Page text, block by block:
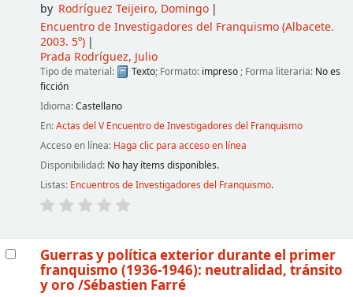
by Rodríguez Teijeiro, Domingo
Encuentro de Investigadores del Franquismo(Albacete.
2003. 5º)
Prada Rodríguez, Julio
Tipo de material: Texto; Formato: impreso ; Forma literaria: No es
ficción
Idioma:Castellano
En:Actas del V Encuentro de Investigadores del Franquismo
Acceso en línea: Haga clic para acceso en línea
Disponibilidad: No hay ítems disponibles.
Listas: Encuentros de Investigadores del Franquismo.
Guerras y política exterior durante el primer
franquismo (1936-1946): neutralidad, tránsito
y oro /Sébastien Farré